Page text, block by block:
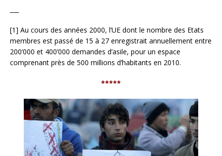
[1] Au cours des années 2000, l’UE dont le nombre des Etats
membres est passé de 15 à 27 enregistrait annuellement entre
200’000 et 400’000 demandes d’asile, pour un espace
comprenant près de 500 millions d’habitants en 2010.
*****